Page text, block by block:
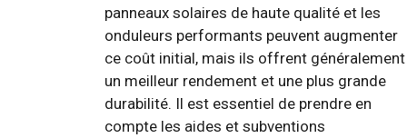
panneaux solaires de haute qualité et les
onduleurs performants peuvent augmenter
ce coût initial, mais ils offrent généralement
un meilleur rendement et une plus grande
durabilité. Il est essentiel de prendre en
compte les aides et subventions